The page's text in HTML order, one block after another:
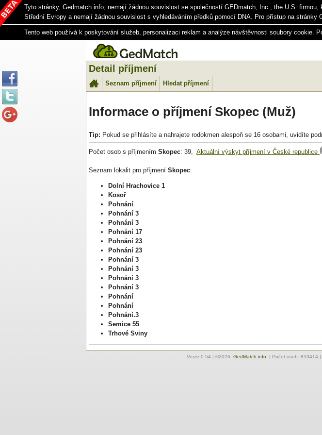
Tyto stránky, Gedmatch.info, nemají žádnou souvislost se společností GEDmatch, Inc., the U.S.
Střední Evropy a nemají žádnou souvislost s vyhledáváním předků pomocí DNA. Pro přístup na stránky
Tento web používá k poskytování služeb, personalizaci reklam a analýze návštěvnosti soubory cookie.
Detail příjmení
Seznam příjmení
Hledat příjmení
Informace o příjmení Skopec (Muž)
Tip: Pokud se přihlásíte a nahrajete rodokmen alespoň se 16 osobami, uvidíte
Počet osob s příjmením Skopec: 39, Aktuální výskyt příjmení v České republice
Seznam lokalit pro příjmení Skopec:
Dolní Hrachovice 1
Kosoř
Pohnání
Pohnání 3
Pohnání 3
Pohnání 17
Pohnání 23
Pohnání 23
Pohnání 3
Pohnání 3
Pohnání 3
Pohnání 3
Pohnání
Pohnání
Pohnání.3
Semice 55
Trhové Sviny
Verze 0.54 | ©2026 GedMatch.info | Počet osob: 853414 |